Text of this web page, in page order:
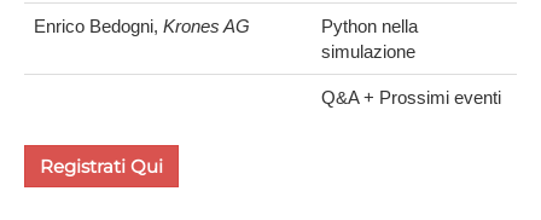
Enrico Bedogni, Krones AG
Python nella
simulazione
Q&A + Prossimi eventi
R​egistrati Qui